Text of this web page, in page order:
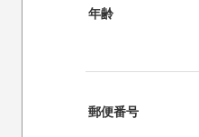
年齢
郵便番号